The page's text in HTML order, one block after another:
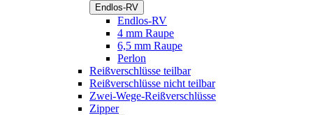
Endlos-RV
Endlos-RV
4 mm Raupe
6,5 mm Raupe
Perlon
Reißverschlüsse teilbar
Reißverschlüsse nicht teilbar
Zwei-Wege-Reißverschlüsse
Zipper